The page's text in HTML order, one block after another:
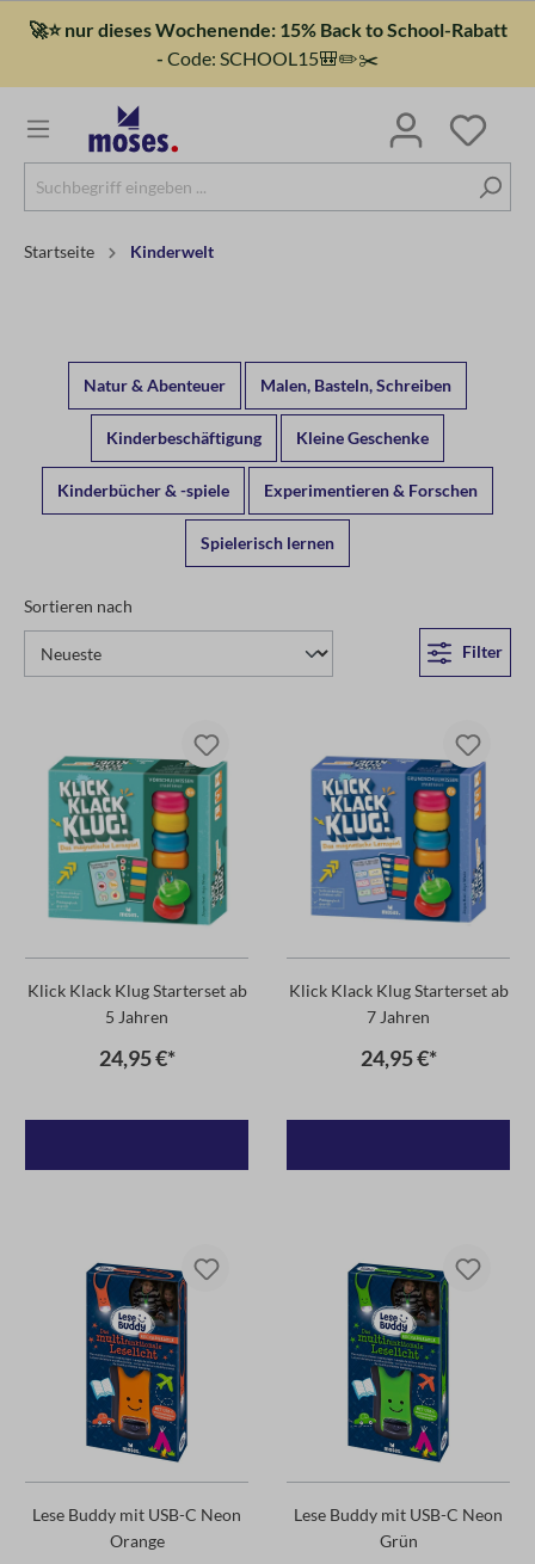
🚀⭐ nur dieses Wochenende: 15% Back to School-Rabatt
- Code: SCHOOL15🎒✏️✂️
Startseite Kinderwelt
Natur & Abenteuer Malen, Basteln, Schreiben
Kinderbeschäftigung Kleine Geschenke
Kinderbücher & -spiele Experimentieren & Forschen
Spielerisch lernen
Sortieren nach
Filter
Klick Klack Klug Starterset ab
5 Jahren
24,95 €*
Klick Klack Klug Starterset ab
7 Jahren
24,95 €*
Lese Buddy mit USB-C Neon
Orange
Lese Buddy mit USB-C Neon
Grün